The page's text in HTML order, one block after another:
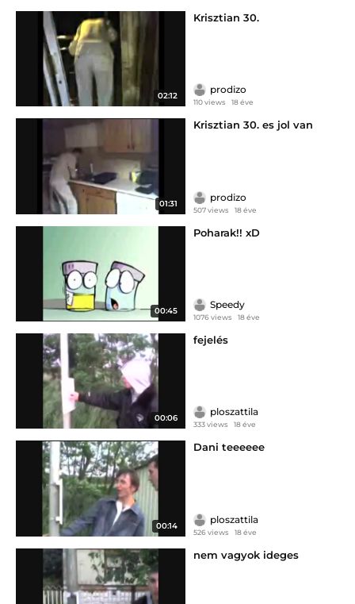
02:12
Krisztian 30.
prodizo
110 views 18 éve
01:31
Krisztian 30. es jol van
prodizo
507 views 18 éve
00:45
Poharak!! xD
Speedy
1076 views 18 éve
00:06
fejelés
ploszattila
333 views 18 éve
00:14
Dani teeeeee
ploszattila
526 views 18 éve
nem vagyok ideges